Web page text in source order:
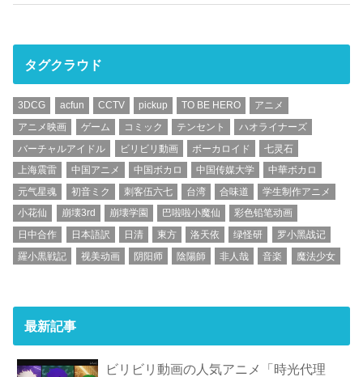
タグクラウド
3DCG acfun CCTV pickup TO BE HERO
アニメ
アニメ映画
ゲーム コミック テンセント
ハオライナーズ
バーチャルアイドル
ビリビリ動画 ボーカロイド
七灵石
上海震雷
中国アニメ 中国ボカロ 中国传媒大学
中華ボカロ
元气星魂
初音ミク 刺客伍六七 台湾 合味道
学生制作アニメ
小花仙
崩壊3rd 崩壊学園 巴啦啦小魔仙
彩色铅笔动画
日中合作
日本語訳 日清 東方 洛天依 绿怪研
罗小黑战记
羅小黒戦記
视美动画 阴阳师 陰陽師 非人哉 音楽 魔法少女
最新記事
ビリビリ動画の人気アニメ「時光代理